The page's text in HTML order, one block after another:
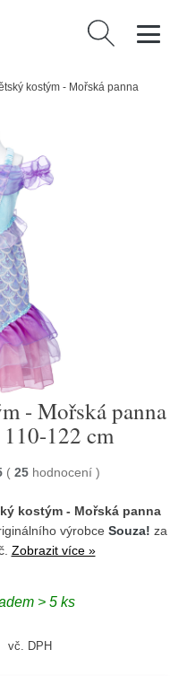
Vyhledávání
kostým - Mořská panna
- Mořská panna
122 cm
( 25 hodnocení )
kostým - Mořská panna
výrobce Souza! za
Zobrazit více »
> 5 ks
vč. DPH